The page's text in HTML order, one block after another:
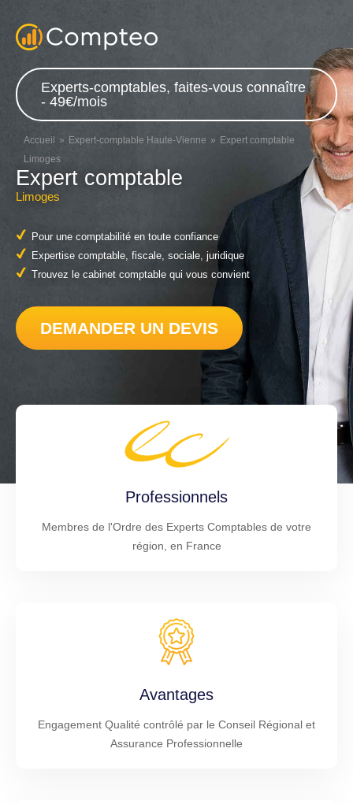
Experts-comptables, faites-vous connaître
- 49€/mois
Accueil Expert-comptable Haute-Vienne
Expert comptable
Limoges
Expert comptable
Limoges
Pour une comptabilité en toute confiance
Expertise comptable, fiscale, sociale, juridique
Trouvez le cabinet comptable qui vous convient
DEMANDER UN DEVIS
Professionnels
Membres de l'Ordre des Experts Comptables de votre
région, en France
Avantages
Engagement Qualité contrôlé par le Conseil Régional et
Assurance Professionnelle